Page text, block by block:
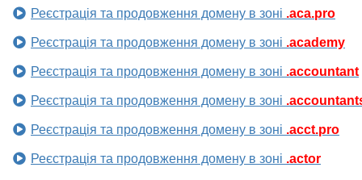
Реєстрація та продовження домену в зоні .aca.pro
Реєстрація та продовження домену в зоні .academy
Реєстрація та продовження домену в зоні .accountant
Реєстрація та продовження домену в зоні
Реєстрація та продовження домену в зоні .acct.pro
Реєстрація та продовження домену в зоні .actor